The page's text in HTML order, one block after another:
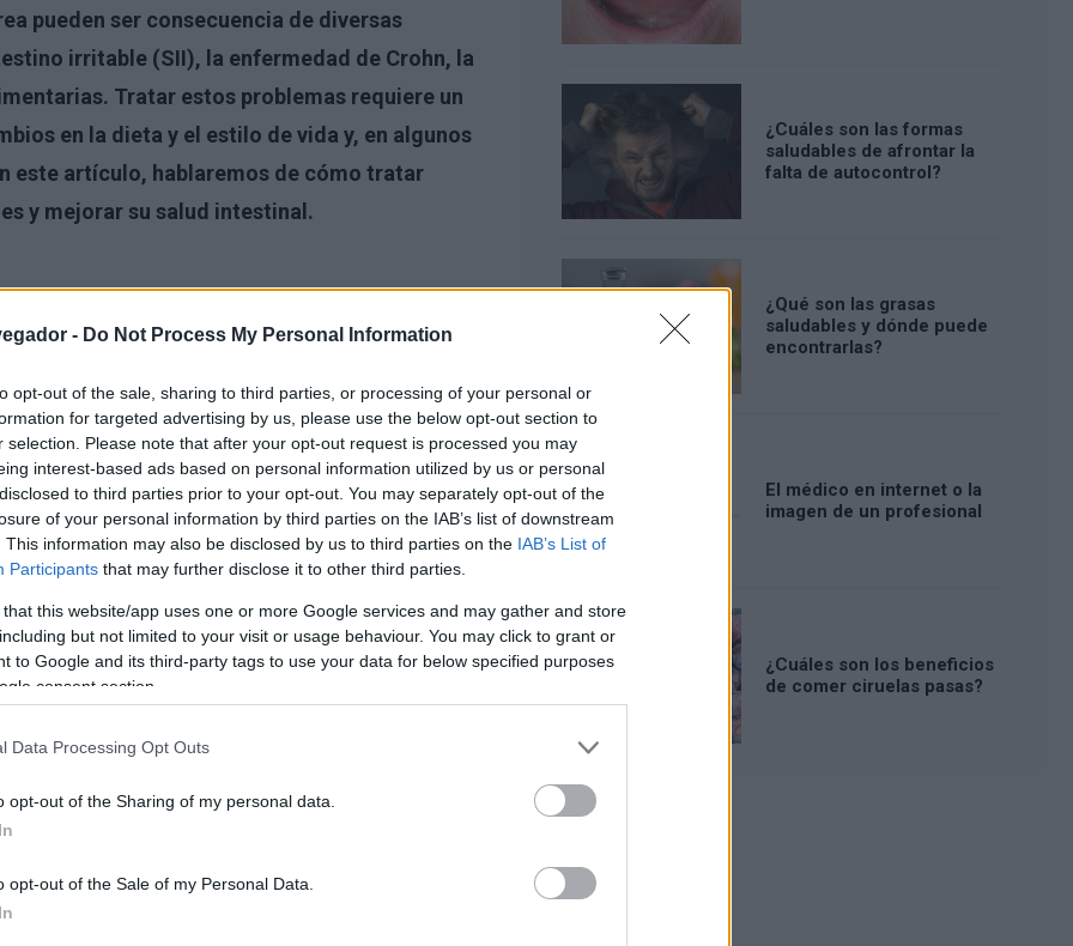
- Do Not Process My Personal Information
opt-out of the sale, sharing to third parties, or processing of your personal or
for targeted advertising by us, please use the below opt-out section to
selection. Please note that after your opt-out request is processed you may
interest-based ads based on personal information utilized by us or personal
to third parties prior to your opt-out. You may separately opt-out of the
of your personal information by third parties on the IAB’s list of downstream
This information may also be disclosed by us to third parties on the IAB’s List of
Participants that may further disclose it to other third parties.
that this website/app uses one or more Google services and may gather and store
but not limited to your visit or usage behaviour. You may click to grant or
to Google and its third-party tags to use your data for below specified purposes
consent section.
Data Processing Opt Outs
opt-out of the Sharing of my personal data.
opt-out of the Sale of my Personal Data.
pueden ser consecuencia de diversas
irritable (SII), la enfermedad de Crohn, la
Tratar estos problemas requiere un
en la dieta y el estilo de vida y, en algunos
este artículo, hablaremos de cómo tratar
y mejorar su salud intestinal.
intestinales
¿Cuáles son las formas
saludables de afrontar la
falta de autocontrol?
¿Qué son las grasas
saludables y dónde puede
encontrarlas?
El médico en internet o la
imagen de un profesional
¿Cuáles son los beneficios
de comer ciruelas pasas?